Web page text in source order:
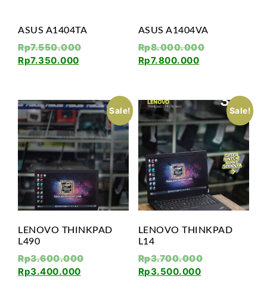
ASUS A1404TA
Rp7.550.000
Rp7.350.000
ASUS A1404VA
Rp8.000.000
Rp7.800.000
Sale!
LENOVO THINKPAD
L490
Rp3.600.000
Rp3.400.000
Sale!
LENOVO THINKPAD
L14
Rp3.700.000
Rp3.500.000